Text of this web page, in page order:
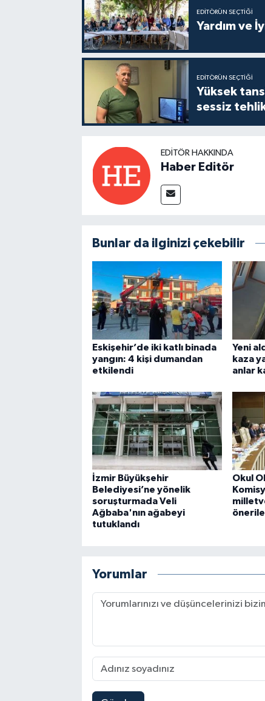
EDITÖRÜN SEÇTIĞI
Yardım ve
EDITÖRÜN SEÇTIĞI
Yüksek
sessiz
EDITÖR HAKKINDA
Haber Editör
Bunlar da ilginizi çekebilir
Eskişehir’de iki katlı binada
yangın: 4 kişi dumandan
etkilendi
Yeni
kaza
anlar
İzmir Büyükşehir
Belediyesi’ne yönelik
soruşturmada Veli
Ağbaba'nın ağabeyi
tutuklandı
Okul
Yorumlar